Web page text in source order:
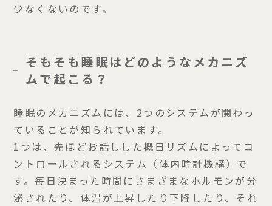
少なくないのです。
そもそも睡眠はどのようなメカニズ
ムで起こる？
睡眠のメカニズムには、2つのシステムが関わっ
ていることが知られています。
1つは、先ほどお話しした概日リズムによってコ
ントロールされるシステム（体内時計機構）で
す。毎日決まった時間にさまざまなホルモンが分
泌されたり、体温が上昇したり下降したり、それ